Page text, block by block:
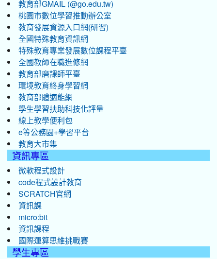
教育部GMAIL (@go.edu.tw)
桃園市數位學習推動辦公室
教育發展資源入口網(研習)
全國特殊教育資訊網
特殊教育專業發展數位課程平臺
全國教師在職進修網
教育部磨課師平臺
環境教育終身學習網
教育部體適能網
學生學習扶助科技化評量
線上教學便利包
e等公務園+學習平台
教育大市集
資訊專區
微軟程式設計
code程式設計教育
SCRATCH官網
資訊課
micro:bit
資訊課程
國際運算思維挑戰賽
學生專區